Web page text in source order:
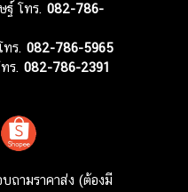
ฐ์ โทร.082-786-
ทร.082-786-5965
ทร.082-786-2391
ถามราคาส่ง (ต้องมี